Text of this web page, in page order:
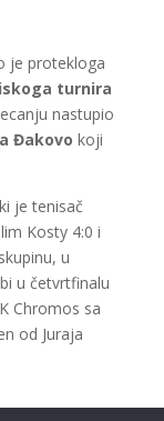
je protekloga
turnira
nastupio
Đakovo koji
je tenisač
Kosty 4:0 i
u
u četvrtfinalu
Chromos sa
od Juraja